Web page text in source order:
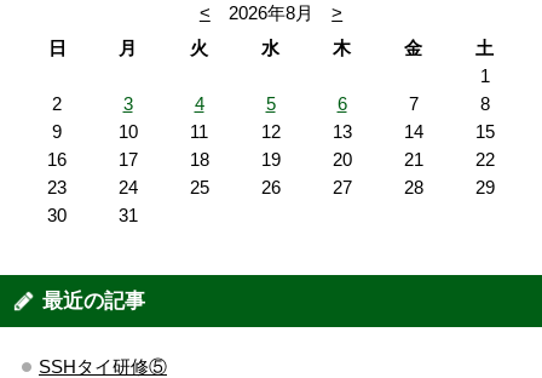
< 2026年8月
>
日
月 火 水 木 金
土
1
2
3 4 5 6 7
8
9
10 11 12 13 14
15
16
17 18 19 20 21
22
23
24 25 26 27 28
29
30
31
最近の記事
SSHタイ研修⑤